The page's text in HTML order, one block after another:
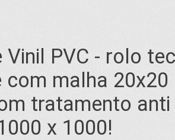
Vinil PVC - rolo
com malha
tratamento
x 1000!